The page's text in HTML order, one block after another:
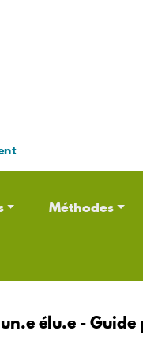
Méthodes
élu.e -